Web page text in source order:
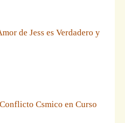
de Jess es Verdadero y
Csmico en Curso